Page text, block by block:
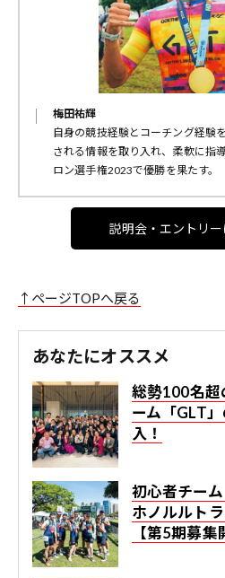
梅田祐輝
自身の競技経験とコーチング経験
される情報を取り入れ、柔軟に指
ロン選手権2023で優勝を果たす。
説明会・エントリ
↑ページTOPへ戻る
あなたにオススメ
総勢100名超
ーム「GLT
入！
初心者チー
ホノルルト
【第5期募集